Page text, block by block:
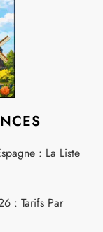
: La Liste
: Tarifs Par